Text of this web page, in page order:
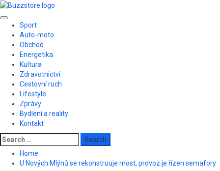
Skip
content
Primary
Menu
Sport
Auto-moto
Obchod
Energetika
Kultura
Zdravotnictví
Cestovní ruch
Lifestyle
Zprávy
Bydlení a reality
Kontakt
Search
for:
Home
U Nových Mlýnů se rekonstruuje most, provoz je řízen semafory